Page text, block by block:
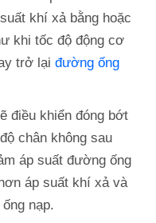
khí xả bằng hoặc
khi tốc độ động cơ
trở lại đường ống
điều khiển đóng bớt
chân không sau
áp suất đường ống
áp suất khí xả và
nạp.